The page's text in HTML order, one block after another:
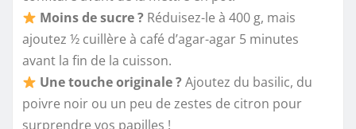
Moins de sucre ? Réduisez-le à 400 g, mais
ajoutez ½ cuillère à café d’agar-agar 5 minutes
avant la fin de la cuisson.
Une touche originale ? Ajoutez du basilic, du
poivre noir ou un peu de zestes de citron pour
surprendre vos papilles !